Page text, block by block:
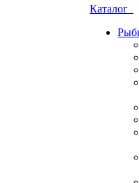
Каталог